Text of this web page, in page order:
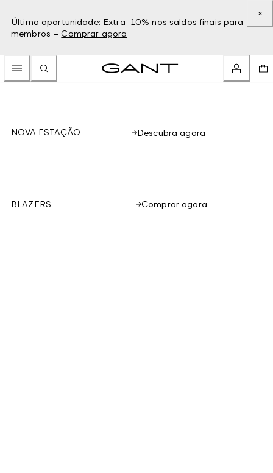
Última oportunidade: Extra -10% nos saldos finais para
membros – Comprar agora
NOVA ESTAÇÃO Descubra agora
BLAZERS Comprar agora